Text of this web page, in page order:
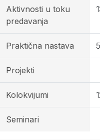
Aktivnosti u toku
predavanja
Praktična nastava 5
Projekti
Kolokvijumi
Seminari